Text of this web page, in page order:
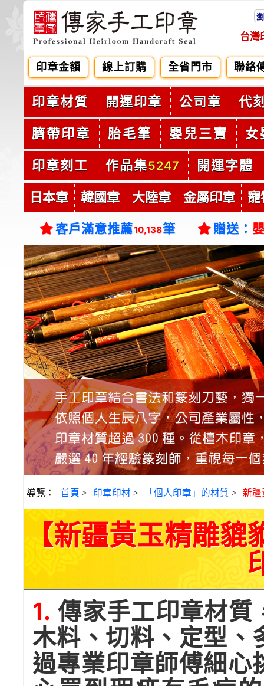
台灣
印章金額 線上訂購 全省門市 聯絡
印章材質 開運印章 公司章 代
臍帶印章 胎毛筆 嬰兒三寶 女
印章刻工 作品集5247 開運字體
日本章 韓國章 大陸章 金屬印章 寵
客戶滿意推薦10,138筆 贈送：
導覽： 首頁 > 印章印材 > 「個人印章」的材質 > 新疆
【新疆黃玉精雕貔
1. 傳家手工印章材質
木料、切料、定型、
過專業印章師傅細心